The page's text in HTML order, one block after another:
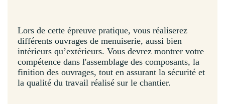
Lors de cette épreuve pratique, vous réaliserez
différents ouvrages de menuiserie, aussi bien
intérieurs qu’extérieurs. Vous devrez montrer votre
compétence dans l'assemblage des composants, la
finition des ouvrages, tout en assurant la sécurité et
la qualité du travail réalisé sur le chantier.